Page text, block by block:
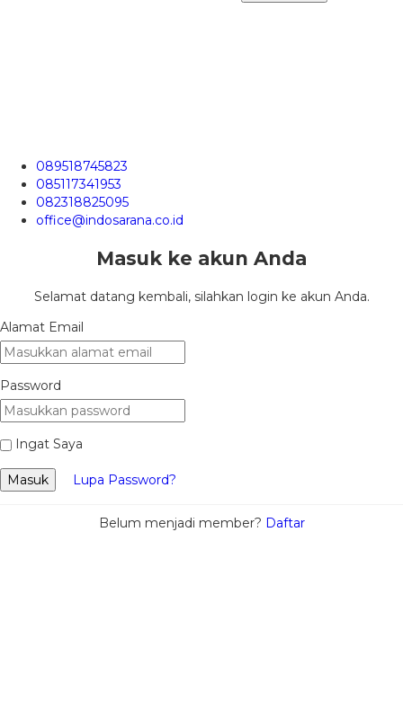
089518745823
085117341953
082318825095
office@indosarana.co.id
Masuk ke akun Anda
Selamat datang kembali, silahkan login ke akun Anda.
Alamat Email
Password
Ingat Saya
Masuk Lupa Password?
Belum menjadi member? Daftar